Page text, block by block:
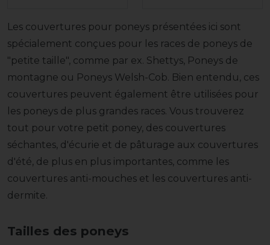
Les couvertures pour poneys présentées ici sont
spécialement conçues pour les races de poneys de
"petite taille", comme par ex. Shettys, Poneys de
montagne ou Poneys Welsh-Cob. Bien entendu, ces
couvertures peuvent également être utilisées pour
les poneys de plus grandes races. Vous trouverez
tout pour votre petit poney, des couvertures
séchantes, d'écurie et de pâturage aux couvertures
d'été, de plus en plus importantes, comme les
couvertures anti-mouches et les couvertures anti-
dermite.
Tailles des poneys